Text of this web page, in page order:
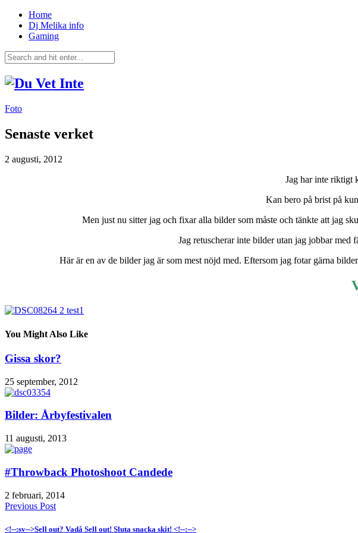
Home
Dj Melika info
Gaming
Foto
Senaste verket
2 augusti, 2012
Jag har inte riktigt
Kan bero på brist på
Men just nu sitter jag och fixar alla bilder som måste och tänkte att jag
Jag retuscherar inte bilder utan jag jobbar med
Här är en av de bilder jag är som mest nöjd med. Eftersom jag fotar gärna
You Might Also Like
Gissa skor?
25 september, 2012
Bilder: Årbyfestivalen
11 augusti, 2013
#Throwback Photoshoot Candede
2 februari, 2014
Previous Post
<!--:sv-->Sell out? Vadå Sell out! Sluta snacka skit! <!--:-->